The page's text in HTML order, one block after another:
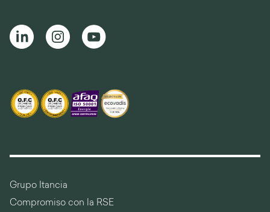
Grupo Itancia
Compromiso con la RSE